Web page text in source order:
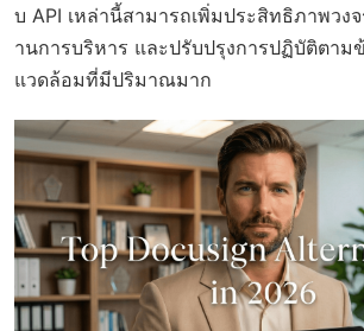
บ API เหล่านี้สามารถเพิ่มประสิทธิภาพว
านการบริหาร และปรับปรุงการปฏิบัติตา
แวดล้อมที่มีปริมาณมาก